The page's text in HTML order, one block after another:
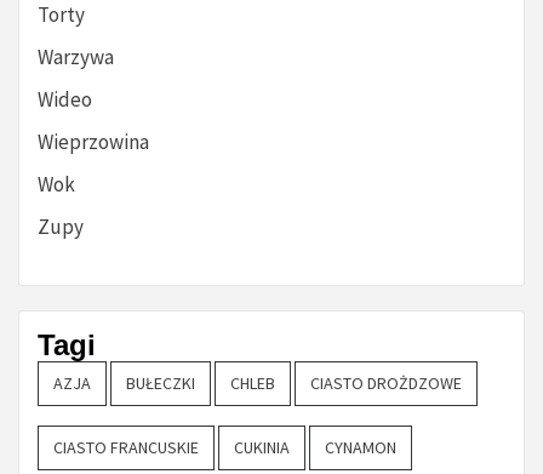
Torty
Warzywa
Wideo
Wieprzowina
Wok
Zupy
Tagi
AZJA BUŁECZKI CHLEB CIASTO DROŻDZOWE
CIASTO FRANCUSKIE CUKINIA CYNAMON